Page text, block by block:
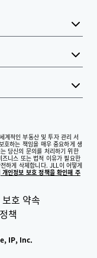
적인 부동산 및 투자 관리 서
호하는 책임을 매우 중요하게 생
당신의 문의를 처리하기 위한
니스 또는 법적 이유가 필요한
하게 삭제합니다. JLL이 어떻게
개인정보 보호 정책을 확인해 주
호 약속
책
IP, Inc.